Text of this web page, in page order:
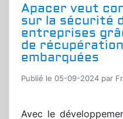
Apacer veut
sur la sécurité
entreprises
de
embarquées
Publié le 05-09-2024 par
Avec le